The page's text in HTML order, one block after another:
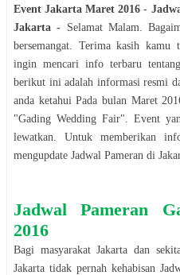
EventJakarta Maret 2016 -
Jakarta - SelamatMalam .
bersemangat. Terima kasih
ingin mencari info terbaru
berikut ini adalah informasi resmi
anda ketahui Pada bulan Maret
"Gading Wedding Fair". Event
lewatkan. Untuk memberikan
mengupdate Jadwal Pameran di
JadwalPameran
2016
Bagi masyarakatJakarta dan
Jakarta tidak pernah kehabisan